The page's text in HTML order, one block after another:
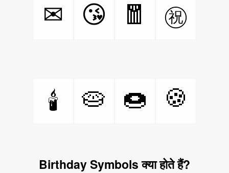
✉
😘 🧧 ㊗
🕯 🥧 🍩 🍪
Birthday Symbols क्या होते हैं?